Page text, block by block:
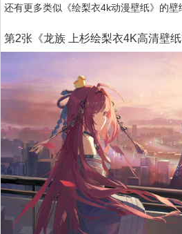
还有更多类似《绘梨衣4k动漫壁纸》的壁
第2张《龙族 上杉绘梨衣4K高清壁纸